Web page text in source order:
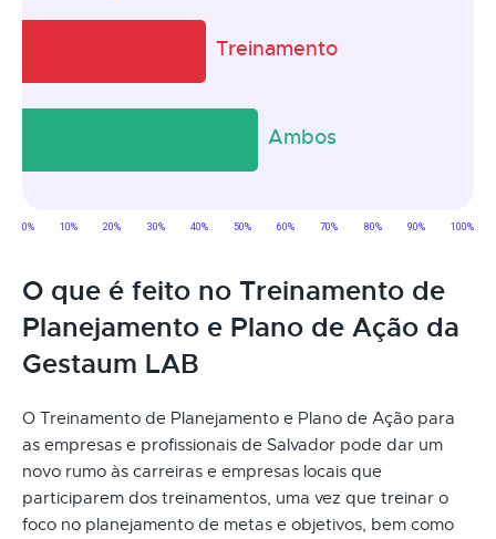
O que é feito no Treinamento de
Planejamento e Plano de Ação da
Gestaum LAB
O Treinamento de Planejamento e Plano de Ação para
as empresas e profissionais de Salvador pode dar um
novo rumo às carreiras e empresas locais que
participarem dos treinamentos, uma vez que treinar o
foco no planejamento de metas e objetivos, bem como